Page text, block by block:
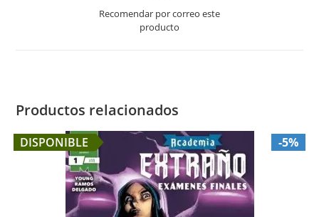
new
Recomendar por correo este
producto
Productos relacionados
DISPONIBLE -5%